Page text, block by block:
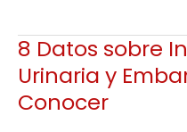
8 Datos sobre
Urinaria y
Conocer
8
Datos
sobre
Incontinencia